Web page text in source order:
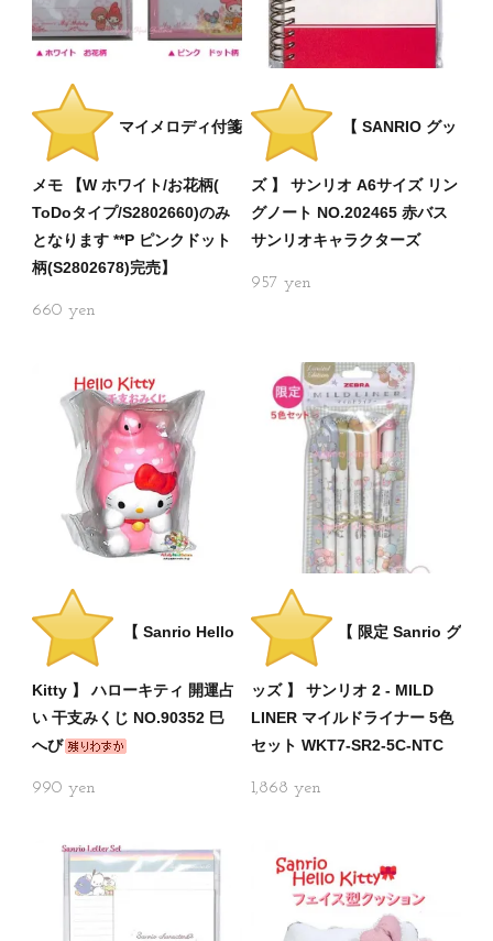
マイメロディ付箋
メモ 【W ホワイト/お花柄(
ToDoタイプ/S2802660)のみ
となります **P ピンクドット
柄(S2802678)完売】
660
【 SANRIO グッ
ズ 】 サンリオ A6サイズ リン
グノート NO.202465 赤バス
サンリオキャラクターズ
957
【 Sanrio Hello
Kitty 】 ハローキティ 開運占
い 干支みくじ NO.90352 巳
へび
990
【 限定 Sanrio グ
ッズ 】 サンリオ 2 - MILD
LINER マイルドライナー 5色
セット WKT7-SR2-5C-NTC
1,868